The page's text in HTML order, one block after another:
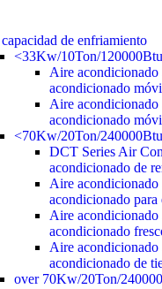
de enfriamiento
<33Kw/10Ton/120000Btu
Aire
acondicionado
Aire
acondicionado
<70Kw/20Ton/240000Btu
DCT Series Air
acondicionado de
Aire
acondicionado
Aire
acondicionado
Aire
acondicionado de
over 70Kw/20Ton/